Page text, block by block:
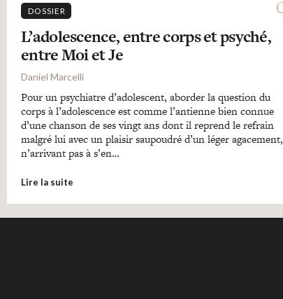
DOSSIER
L’adolescence, entre corps et psyché,
entre Moi et Je
Daniel Marcelli
Pour un psychiatre d’adolescent, aborder la question du
corps à l’adolescence est comme l’antienne bien connue
d’une chanson de ses vingt ans dont il reprend le refrain
malgré lui avec un plaisir saupoudré d’un léger agacement,
n’arrivant pas à s’en…
Lire la suite